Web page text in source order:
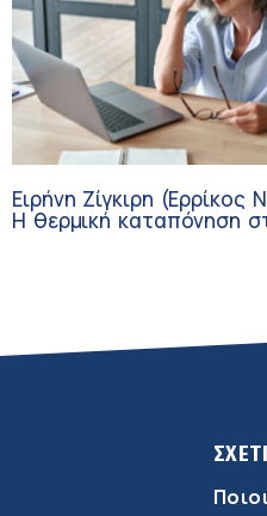
Ειρήνη Ζίγκιρη (Ερρίκος
H θερμική καταπόνηση